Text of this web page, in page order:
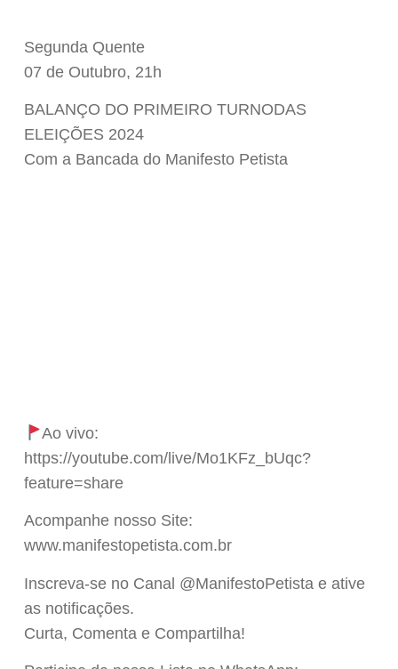
Segunda Quente
07 de Outubro, 21h
BALANÇO DO PRIMEIRO TURNODAS
ELEIÇÕES 2024
Com a Bancada do Manifesto Petista
Ao vivo:
https://youtube.com/live/Mo1KFz_bUqc?
feature=share
Acompanhe nosso Site:
www.manifestopetista.com.br
Inscreva-se no Canal @ManifestoPetista e ative
as notificações.
Curta, Comenta e Compartilha!